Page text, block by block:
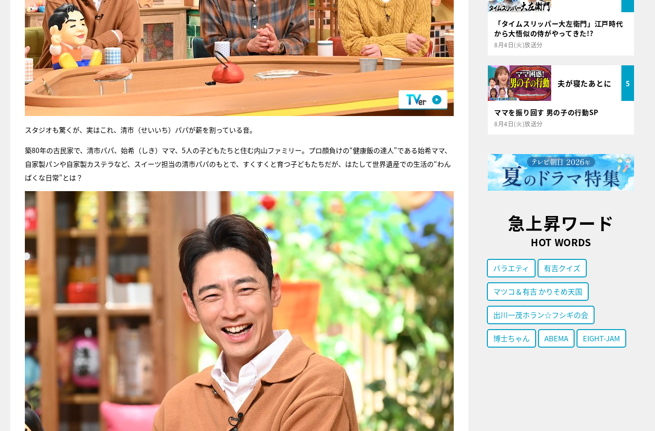
スタジオも驚くが、実はこれ、清市（せいいち）パパが薪を割っている音。
築80年の古民家で、清市パパ、始希（しき）ママ、5人の子どもたちと住む内山ファミリー。プロ顔負けの“健康飯の達人”である始希ママ、
自家製パンや自家製カステラなど、スイーツ担当の清市パパのもとで、すくすくと育つ子どもたちだが、はたして世界遺産での生活の“わん
ぱくな日常”とは？
「タイムスリッパー大左衛門」江戸時代
から大悟似の侍がやってきた!?
8月4日(火)放送分
夫が寝たあとに 5
ママを振り回す 男の子の行動SP
8月4日(火)放送分
急上昇ワード
HOT WORDS
バラエティ 有吉クイズ
マツコ＆有吉 かりそめ天国
出川一茂ホラン☆フシギの会
博士ちゃん ABEMA EIGHT-JAM